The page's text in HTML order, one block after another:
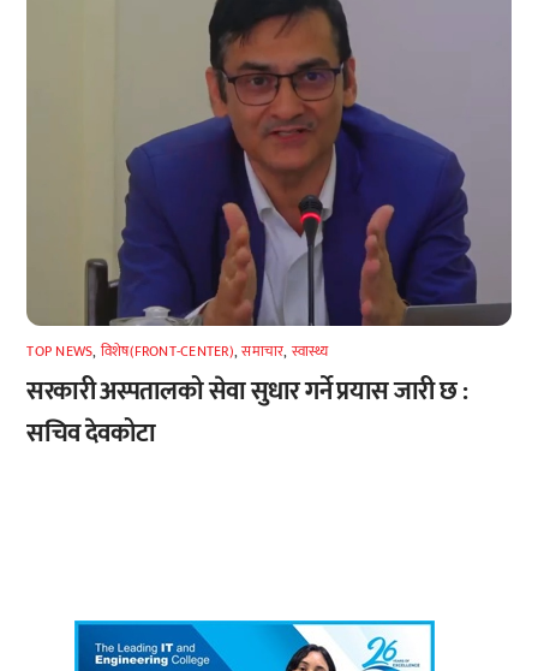
TOP NEWS, विशेष(FRONT-CENTER),समाचार, स्वास्थ्य
सरकारी अस्पतालको सेवा सुधार गर्ने प्रयास जारी छ :
सचिव देवकोटा